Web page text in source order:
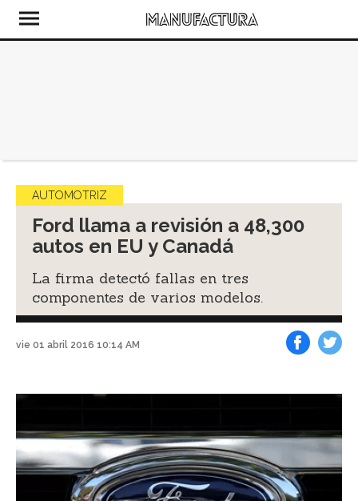
AUTOMOTRIZ
Ford llama a revisión a 48,300
autos en EU y Canadá
La firma detectó fallas en tres
componentes de varios modelos.
vie 01 abril 2016 10:14 AM